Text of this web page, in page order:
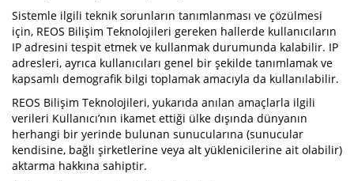
Sistemle ilgili teknik sorunların tanımlanması ve çözülmesi
için, REOS Bilişim Teknolojileri gereken hallerde kullanıcıların
IP adresini tespit etmek ve kullanmak durumunda kalabilir. IP
adresleri, ayrıca kullanıcıları genel bir şekilde tanımlamak ve
kapsamlı demografik bilgi toplamak amacıyla da kullanılabilir.
REOS Bilişim Teknolojileri, yukarıda anılan amaçlarla ilgili
verileri Kullanıcı’nın ikamet ettiği ülke dışında dünyanın
herhangi bir yerinde bulunan sunucularına (sunucular
kendisine, bağlı şirketlerine veya alt yüklenicilerine ait olabilir)
aktarma hakkına sahiptir.